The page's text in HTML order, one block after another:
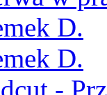
D.
D.